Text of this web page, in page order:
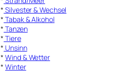
* Silvester & Wechsel
* Tabak & Alkohol
* Tanzen
* Tiere
* Unsinn
*Wind & Wetter
*Winter